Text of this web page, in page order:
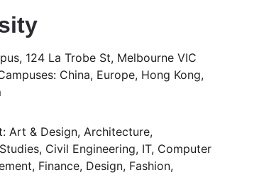
124 La Trobe St, Melbourne VIC
China, Europe, Hong Kong,
Art & Design, Architecture,
Civil Engineering, IT, Computer
Finance, Design, Fashion,